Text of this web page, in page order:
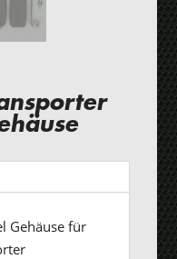
Gehäuse für